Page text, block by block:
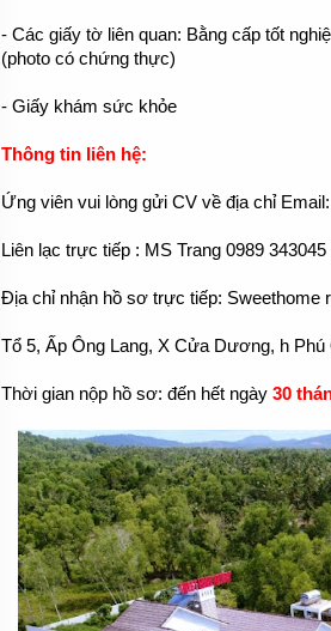
- Các giấy tờ liên quan: Bằng cấp tốt
(photo có chứng thực)
- Giấy khám sức khỏe
Thông tin liên hệ:
Ứng viên vui lòng gửi CV về địa chỉ Email:
Liên lạc trực tiếp : MS Trang 0989
Địa chỉ nhận hồ sơ trực tiếp: Sweethome
Tổ 5, Ấp Ông Lang, X Cửa Dương, h Phú
Thời gian nộp hồ sơ: đến hết ngày 30